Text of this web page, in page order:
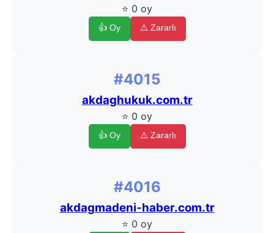
⭐ 0 oy
👍 Oy ⚠️ Zararlı
#4015
akdaghukuk.com.tr
⭐ 0 oy
👍 Oy ⚠️ Zararlı
#4016
akdagmadeni-haber.com.tr
⭐ 0 oy